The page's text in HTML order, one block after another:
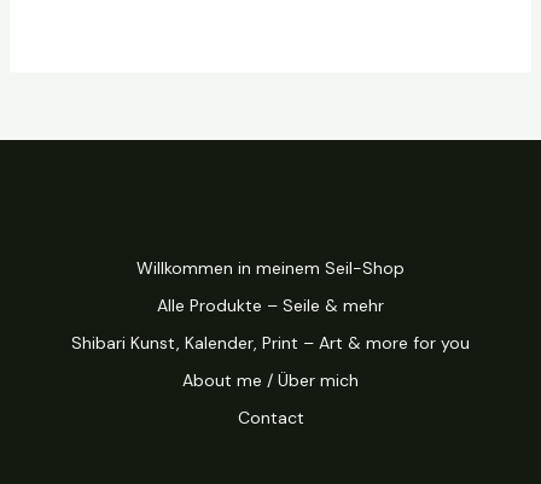
Willkommen in meinem Seil-Shop
Alle Produkte – Seile & mehr
Shibari Kunst, Kalender, Print – Art & more for you
About me / Über mich
Contact